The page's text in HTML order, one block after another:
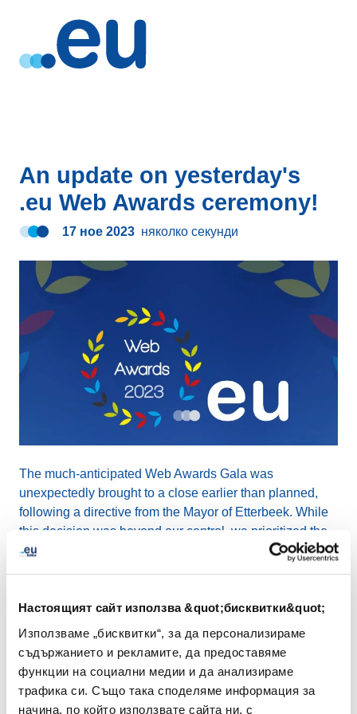
Настоящият сайт използва &quot;бисквитки&quot;
Използваме „бисквитки“, за да персонализираме
съдържанието и рекламите, да предоставяме
функции на социални медии и да анализираме
трафика си. Също така споделяме информация за
начина, по който използвате сайта ни, с
An update on yesterday's
.eu Web Awards ceremony!
17 ное 2023 няколко секунди
The much-anticipated Web Awards Gala was
unexpectedly brought to a close earlier than planned,
following a directive from the Mayor of Etterbeek. While
this decision was beyond our control, we prioritized the
safety and well-being of all our attendees, and
Our team, along with legal advisors, is diligently working
to understand the specifics behind this decision. We are
committed to transparency and will share updates as
they become available.